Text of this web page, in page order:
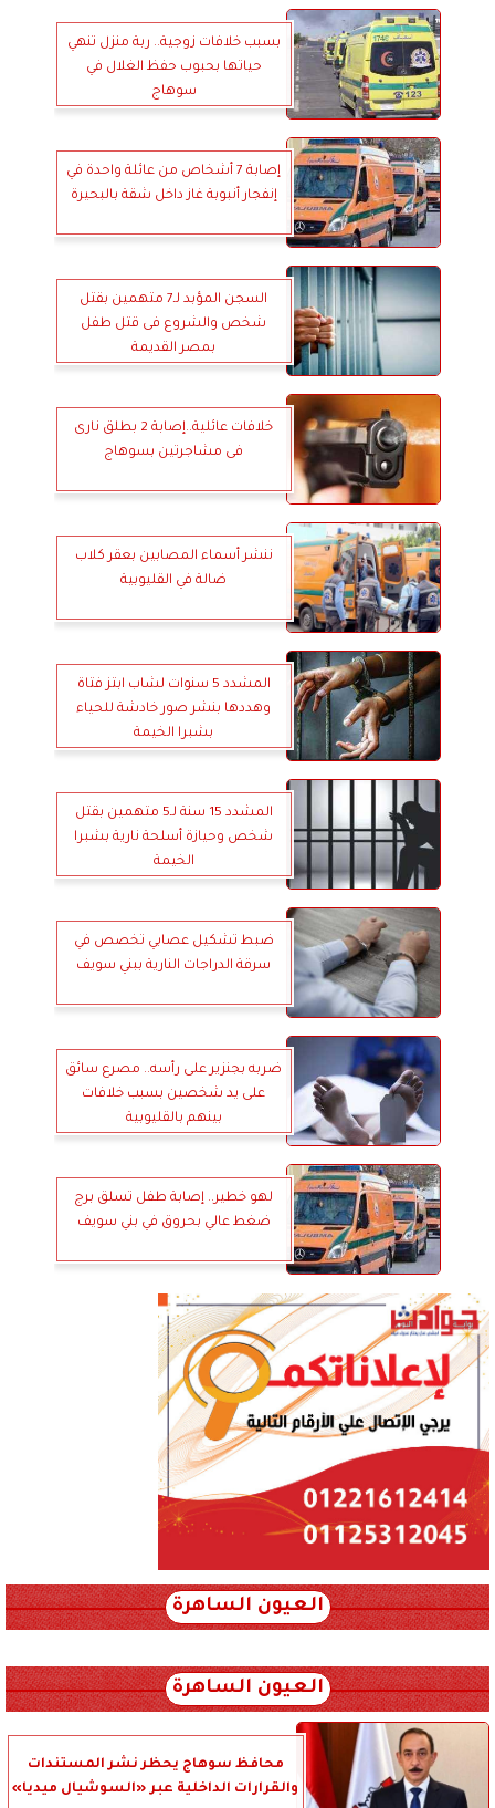
بسبب خلافات زوجية.. ربة منزل تنهي
حياتها بحبوب حفظ الغلال في
سوهاج
إصابة 7 أشخاص من عائلة واحدة في
إنفجار أنبوبة غاز داخل شقة بالبحيرة
السجن المؤبد لـ7 متهمين بقتل
شخص والشروع فى قتل طفل
بمصر القديمة
خلافات عائلية..إصابة 2 بطلق نارى
فى مشاجرتين بسوهاج
ننشر أسماء المصابين بعقر كلاب
ضالة في القليوبية
المشدد 5 سنوات لشاب ابتز فتاة
وهددها بنشر صور خادشة للحياء
بشبرا الخيمة
المشدد 15 سنة لـ5 متهمين بقتل
شخص وحيازة أسلحة نارية بشبرا
الخيمة
ضبط تشكيل عصابي تخصص في
سرقة الدراجات النارية ببني سويف
ضربه بجنزير على رأسه.. مصرع سائق
على يد شخصين بسبب خلافات
بينهم بالقليوبية
لهو خطير.. إصابة طفل تسلق برج
ضغط عالي بحروق في بني سويف
العيون الساهرة
العيون الساهرة
محافظ سوهاج يحظر نشر المستندات
والقرارات الداخلية عبر «السوشيال ميديا»